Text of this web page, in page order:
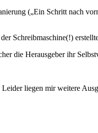
(„Ein Schritt nach
Schreibmaschine(!)
die Herausgeber ihr
liegen mir weitere